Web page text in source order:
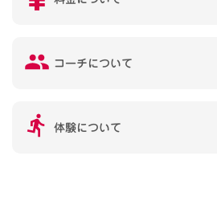
コーチについて
体験について